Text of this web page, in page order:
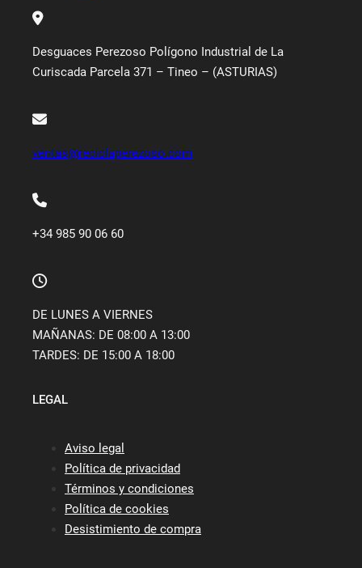
Desguaces Perezoso Polígono Industrial de La
Curiscada Parcela 371 – Tineo – (ASTURIAS)
ventas@reciclaperezoso.com
+34 985 90 06 60
DE LUNES A VIERNES
MAÑANAS: DE 08:00 A 13:00
TARDES: DE 15:00 A 18:00
LEGAL
Aviso legal
Política de privacidad
Términos y condiciones
Política de cookies
Desistimiento de compra